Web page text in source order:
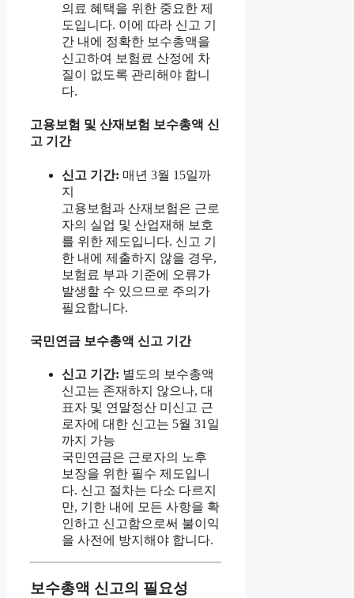
의료 혜택을 위한 중요한 제
도입니다. 이에 따라 신고 기
간 내에 정확한 보수총액을
신고하여 보험료 산정에 차
질이 없도록 관리해야 합니
다.
고용보험 및 산재보험 보수총액 신
고 기간
신고 기간: 매년 3월 15일까
지
고용보험과 산재보험은 근로
자의 실업 및 산업재해 보호
를 위한 제도입니다. 신고 기
한 내에 제출하지 않을 경우,
보험료 부과 기준에 오류가
발생할 수 있으므로 주의가
필요합니다.
국민연금 보수총액 신고 기간
신고 기간: 별도의 보수총액
신고는 존재하지 않으나, 대
표자 및 연말정산 미신고 근
로자에 대한 신고는 5월 31일
까지 가능
국민연금은 근로자의 노후
보장을 위한 필수 제도입니
다. 신고 절차는 다소 다르지
만, 기한 내에 모든 사항을 확
인하고 신고함으로써 불이익
을 사전에 방지해야 합니다.
보수총액 신고의 필요성